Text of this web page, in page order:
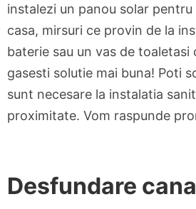
instalezi un panou solar
casa, mirsuri ce provin de la
baterie sau un vas de
gasesti solutie mai buna! Poti
sunt necesare la instalatia
proximitate. Vom raspunde
Desfundare